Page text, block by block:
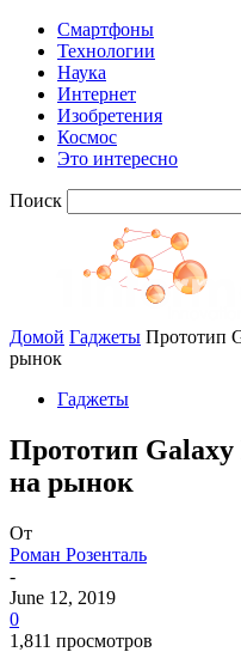
Смартфоны
Технологии
Наука
Интернет
Изобретения
Космос
Это интересно
Поиск
Домой Гаджеты Прототип
рынок
Гаджеты
Прототип Galaxy
на рынок
От
Роман Розенталь
-
June 12, 2019
0
1,811 просмотров